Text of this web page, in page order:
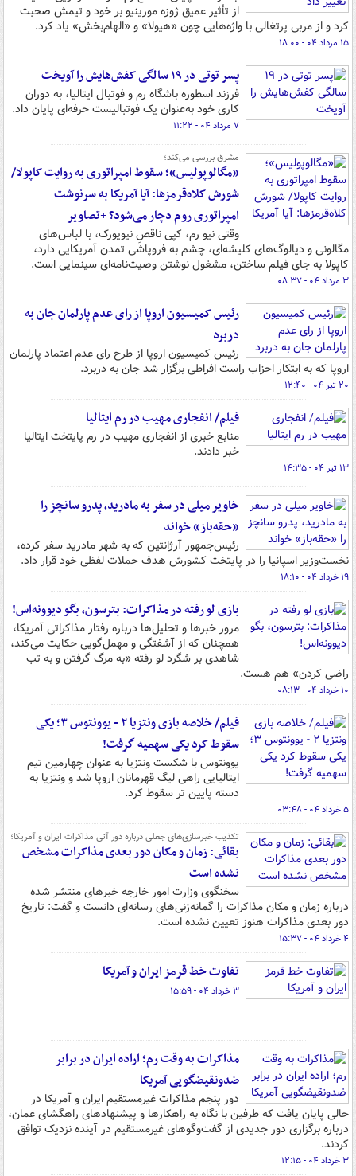
از تأثیر عمیق ژوزه مورینیو بر خود و تیمش صحبت
کرد و از مربی پرتغالی با واژه‌هایی چون «هیولا» و «الهام‌بخش» یاد کرد.
۱۵ مرداد ۰۴ - ۱۸:۰۰
پسر توتی در ۱۹ سالگی کفش‌هایش را آویخت
فرزند اسطوره باشگاه رم و فوتبال ایتالیا، به دوران
کاری خود به‌عنوان یک فوتبالیست حرفه‌ای پایان داد.
۷ مرداد ۰۴ - ۱۱:۲۲
مشرق بررسی می‌کند؛
«مگالوپولیس»؛ سقوط امپراتوری به روایت کاپولا/
شورش کلاه‌قرمزها: آیا آمریکا به سرنوشت
امپراتوری روم دچار می‌شود؟ +تصاویر
وقتی نیو رم، کپی ناقصِ نیویورک، با لباس‌های
مگالونی و دیالوگ‌های کلیشه‌ای، چشم به فروپاشی تمدن آمریکایی دارد،
کاپولا به جای فیلم ساختن، مشغول نوشتن وصیت‌نامه‌ای سینمایی است.
۳ مرداد ۰۴ - ۰۸:۳۷
رئیس کمیسیون اروپا از رای عدم پارلمان جان به
دربرد
رئیس کمیسیون اروپا از طرح رای عدم اعتماد پارلمان
اروپا که به ابتکار احزاب راست افراطی برگزار شد جان به دربرد.
۲۰ تیر ۰۴ - ۱۲:۴۰
فیلم/ انفجاری مهیب در رم ایتالیا
منابع خبری از انفجاری مهیب در رم پایتخت ایتالیا
خبر دادند.
۱۳ تیر ۰۴ - ۱۴:۳۵
خاویر میلی در سفر به مادرید، پدرو سانچز را
«حقه‌باز» خواند
رئیس‌جمهور آرژانتین که به شهر مادرید سفر کرده،
نخست‌وزیر اسپانیا را در پایتخت کشورش هدف حملات لفظی خود قرار داد.
۱۹ خرداد ۰۴ - ۱۸:۱۰
بازی لو رفته در مذاکرات: بترسون، بگو دیوونه‌اس!
مرور خبرها و تحلیل‌ها درباره رفتار مذاکراتی آمریکا،
همچنان که از آشفتگی و مهمل‌گویی حکایت می‌کند،
شاهدی بر شگرد لو رفته «به مرگ گرفتن و به تب
راضی کردن» هم هست.
۱۰ خرداد ۰۴ - ۰۸:۱۳
فیلم/ خلاصه بازی ونتزیا ۲ - یوونتوس ۳؛ یکی
سقوط کرد یکی سهمیه گرفت!
یوونتوس با شکست ونتزیا به عنوان چهارمین تیم
ایتالیایی راهی لیگ قهرمانان اروپا شد و ونتزیا به
دسته پایین تر سقوط کرد.
۵ خرداد ۰۴ - ۰۳:۴۸
تکذیب خبرسازی‌های جعلی درباره دور آتی مذاکرات ایران و آمریکا؛
بقائی: زمان و مکان دور بعدی مذاکرات مشخص
نشده است
سخنگوی وزارت امور خارجه خبرهای منتشر شده
درباره زمان و مکان مذاکرات را گمانه‌زنی‌های رسانه‌ای دانست و گفت: تاریخ
دور بعدی مذاکرات هنوز تعیین نشده است.
۴ خرداد ۰۴ - ۱۵:۳۷
تفاوت خط قرمز ایران و آمریکا
۳ خرداد ۰۴ - ۱۵:۵۹
مذاکرات به وقت رم؛ اراده ایران در برابر
ضدونقیض‎گویی آمریکا
دور پنجم مذاکرات غیرمستقیم ایران و آمریکا در
حالی پایان یافت که طرفین با نگاه به راهکارها و پیشنهادهای راهگشای عمان،
درباره برگزاری دور جدیدی از گفت‌وگوهای غیرمستقیم در آینده نزدیک توافق
کردند.
۳ خرداد ۰۴ - ۱۲:۱۵